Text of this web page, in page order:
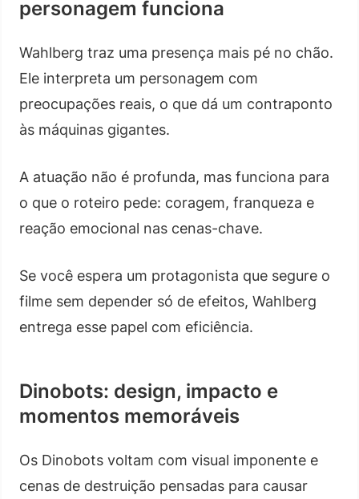
personagem funciona
Wahlberg traz uma presença mais pé no chão.
Ele interpreta um personagem com
preocupações reais, o que dá um contraponto
às máquinas gigantes.
A atuação não é profunda, mas funciona para
o que o roteiro pede: coragem, franqueza e
reação emocional nas cenas-chave.
Se você espera um protagonista que segure o
filme sem depender só de efeitos, Wahlberg
entrega esse papel com eficiência.
Dinobots: design, impacto e
momentos memoráveis
Os Dinobots voltam com visual imponente e
cenas de destruição pensadas para causar